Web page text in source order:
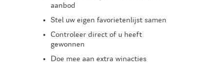
aanbod
Stel uw eigen favorietenlijst samen
Controleer direct of u heeft
gewonnen
Doe mee aan extra winacties